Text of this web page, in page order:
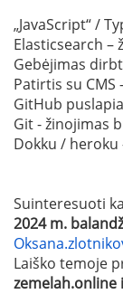
„JavaScript“ /
Elasticsearch –
Gebėjimas
Patirtis su CMS
GitHub
Git - žinojimas
Dokku / heroku
Suinteresuoti
2024 m.
Laiško temoje